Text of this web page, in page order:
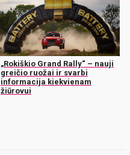
„Rokiškio Grand Rally“ – nauji
greičio ruožai ir svarbi
informacija kiekvienam
žiūrovui